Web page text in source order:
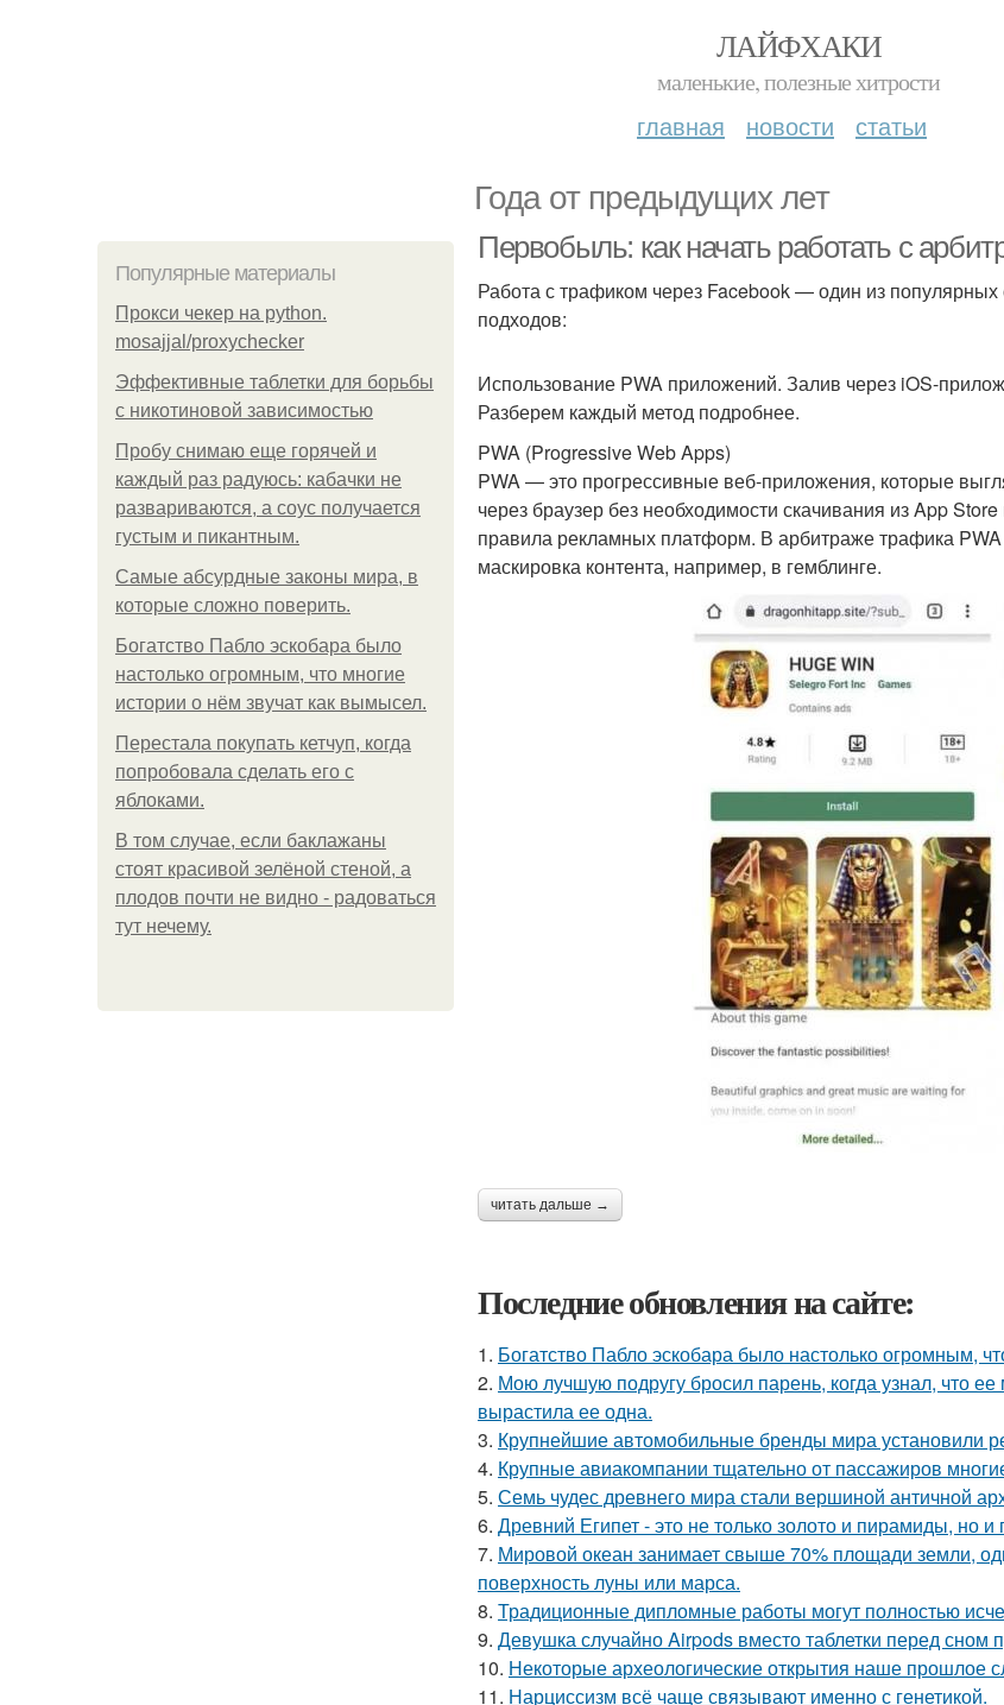
ЛАЙФХАКИ
маленькие, полезные хитрости
главная новости статьи
Года от предыдущих лет
Популярные материалы
Прокси чекер на python.
mosajjal/proxychecker
Эффективные таблетки для борьбы
с никотиновой зависимостью
Пробу снимаю еще горячей и
каждый раз радуюсь: кабачки не
развариваются, а соус получается
густым и пикантным.
Самые абсурдные законы мира, в
которые сложно поверить.
Богатство Пабло эскобара было
настолько огромным, что многие
истории о нём звучат как вымысел.
Перестала покупать кетчуп, когда
попробовала сделать его с
яблоками.
В том случае, если баклажаны
стоят красивой зелёной стеной, а
плодов почти не видно - радоваться
тут нечему.
Первобыль: как начать работать с
Работа с трафиком через Facebook — один из
подходов:
Использование PWA приложений. Залив через iOS-
Разберем каждый метод подробнее.
PWA (Progressive Web Apps)
PWA — это прогрессивные веб-приложения, которые
через браузер без необходимости скачивания из App
правила рекламных платформ. В арбитраже трафика
маскировка контента, например, в гемблинге.
читать дальше →
Последние обновления на сайте:
1. Богатство Пабло эскобара было настолько огромным,
2. Мою лучшую подругу бросил парень, когда узнал, что
вырастила ее одна.
3. Крупнейшие автомобильные бренды мира установили
4. Крупные авиакомпании тщательно от пассажиров
5. Семь чудес древнего мира стали вершиной античной
6. Древний Египет - это не только золото и пирамиды, но
7. Мировой океан занимает свыше 70% площади земли,
поверхность луны или марса.
8. Традиционные дипломные работы могут полностью
9. Девушка случайно Airpods вместо таблетки перед сном
10. Некоторые археологические открытия наше прошлое
11. Нарциссизм всё чаще связывают именно с генетикой.